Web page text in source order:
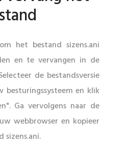
het bestand sizens.ani
en te vervangen in de
de bestandsversie
en klik
Ga vervolgens naar de
webbrowser en kopieer
sizens.ani.